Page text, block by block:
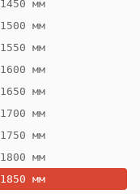
Оцинковка
20 084
₽
без решётки
1450 мм
1500 мм
1550 мм
1600 мм
1650 мм
1700 мм
1750 мм
1800 мм
1850 мм